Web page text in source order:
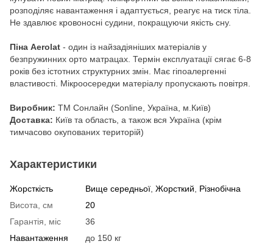
розподіляє навантаження і адаптується, реагує на тиск тіла.
Не здавлює кровоносні судини, покращуючи якість сну.
Піна Aerolat - один із найзадіяніших матеріалів у
безпружинних орто матрацах. Термін експлуатації сягає 6-8
років без істотних структурних змін. Має гіпоалергенні
властивості. Мікроосередки матеріалу пропускають повітря.
Виробник: ТМ Сонлайн (Sonline, Україна, м.Київ)
Доставка: Київ та область, а також вся Україна (крім
тимчасово окупованих територій)
Характеристики
Жорсткість Вище середньої, Жорсткий, Різнобічна
Висота, см
20
Гарантія, міс
36
Навантаження
до 150 кг